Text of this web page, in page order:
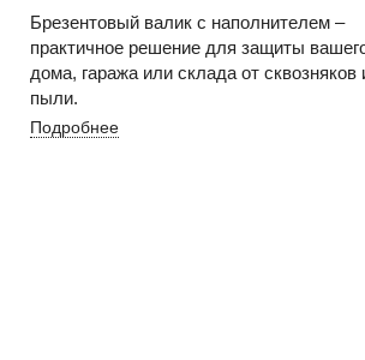
Брезентовый валик с наполнителем –
практичное решение для защиты
дома, гаража или склада от сквозняков
пыли.
Подробнее